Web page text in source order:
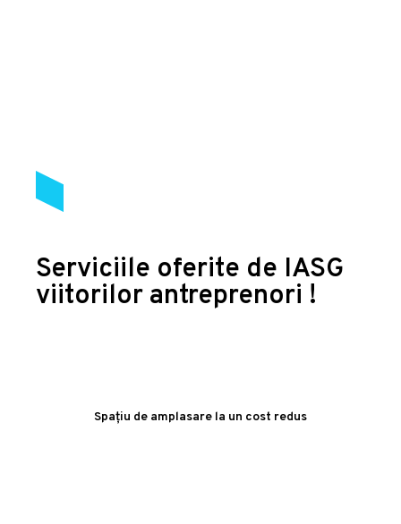
Serviciile oferite de IASG
viitorilor antreprenori !
Spațiu de amplasare la un cost redus